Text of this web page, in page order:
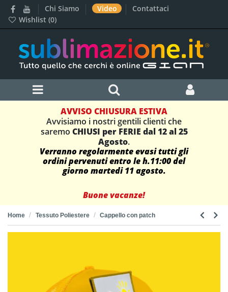
Chi Siamo Video
Contattaci
Wishlist (0)
AVVISO CHIUSURA ESTIVA
Avvisiamo i nostri gentili clienti che
saremo CHIUSI per FERIE dal 12 al 25
Agosto.
Verranno regolarmente evasi tutti gli
ordini pervenuti entro le h.11:00 del
giorno martedi 11 agosto.
Buone vacanze!
Home Tessuto Poliestere Cappello con patch